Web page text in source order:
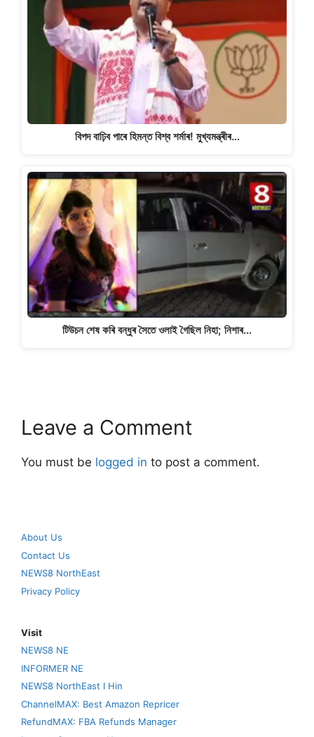
বিপদ বাঢ়িব পাৰে হিমন্ত বিশ্ব শৰ্মাৰ! মুখ্যমন্ত্ৰীৰ…
টিউচন শেষ কৰি বন্ধুৰ সৈতে ওলাই গৈছিল নিহা; নিশাৰ…
Leave a Comment
You must be logged in to post a comment.
About Us
Contact Us
NEWS8 NorthEast
Privacy Policy
Visit
NEWS8 NE
INFORMER NE
NEWS8 NorthEast I Hin
ChannelMAX: Best Amazon Repricer
RefundMAX: FBA Refunds Manager